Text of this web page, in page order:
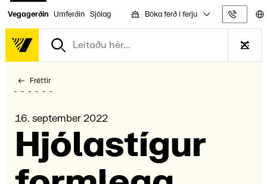
Vegagerðin Umferðin Sjólag Bóka ferð í ferju
Fréttir
16. september 2022
Hjóla­stígur